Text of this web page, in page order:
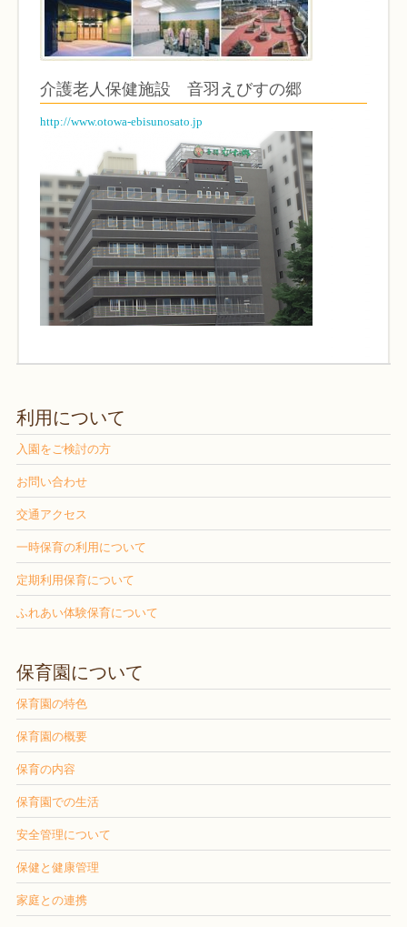
介護老人保健施設 音羽えびすの郷
http://www.otowa-ebisunosato.jp
利用について
入園をご検討の方
お問い合わせ
交通アクセス
一時保育の利用について
定期利用保育について
ふれあい体験保育について
保育園について
保育園の特色
保育園の概要
保育の内容
保育園での生活
安全管理について
保健と健康管理
家庭との連携